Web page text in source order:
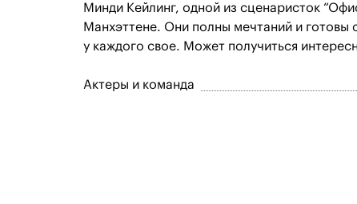
Минди Кейлинг, одной из сценаристок
Манхэттене. Они полны мечтаний и готовы
у каждого свое. Может получиться
Актеры и команда